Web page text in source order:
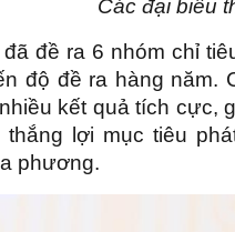
Các đại biểu
đề ra 6 nhóm chỉ
độ đề ra hàng năm.
kết quả tích cực,
lợi mục tiêu
phương.